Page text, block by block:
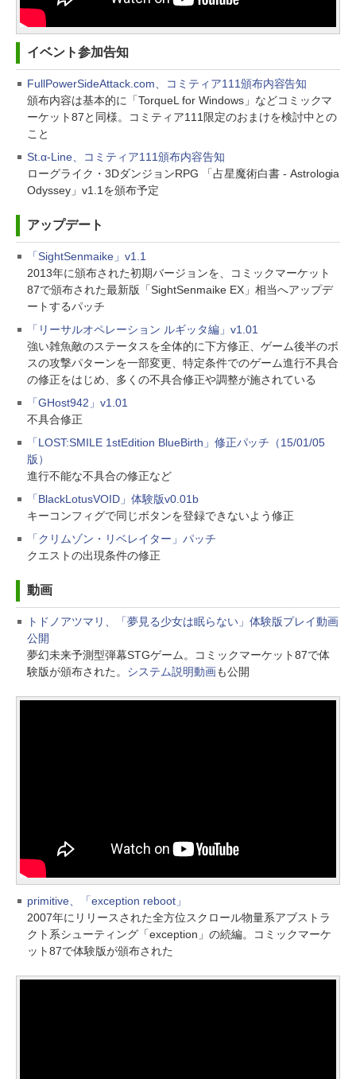
イベント参加告知
FullPowerSideAttack.com、コミティア111頒布内容告知
頒布内容は基本的に「TorqueL for Windows」などコミックマ
ーケット87と同様。コミティア111限定のおまけを検討中との
こと
St.α-Line、コミティア111頒布内容告知
ローグライク・3DダンジョンRPG 「占星魔術白書 - Astrologia
Odyssey」v1.1を頒布予定
アップデート
「SightSenmaike」v1.1
2013年に頒布された初期バージョンを、コミックマーケット
87で頒布された最新版「SightSenmaike EX」相当へアップデ
ートするパッチ
「リーサルオペレーション ルギッタ編」v1.01
強い雑魚敵のステータスを全体的に下方修正、ゲーム後半のボ
スの攻撃パターンを一部変更、特定条件でのゲーム進行不具合
の修正をはじめ、多くの不具合修正や調整が施されている
「GHost942」v1.01
不具合修正
「LOST:SMILE 1stEdition BlueBirth」修正パッチ（15/01/05
版）
進行不能な不具合の修正など
「BlackLotusVOID」体験版v0.01b
キーコンフィグで同じボタンを登録できないよう修正
「クリムゾン・リベレイター」パッチ
クエストの出現条件の修正
動画
トドノアツマリ、「夢見る少女は眠らない」体験版プレイ動画
公開
夢幻未来予測型弾幕STGゲーム。コミックマーケット87で体
験版が頒布された。 システム説明動画も公開
primitive、「exception reboot」
2007年にリリースされた全方位スクロール物量系アブストラ
クト系シューティング「exception」の続編。コミックマーケ
ット87で体験版が頒布された